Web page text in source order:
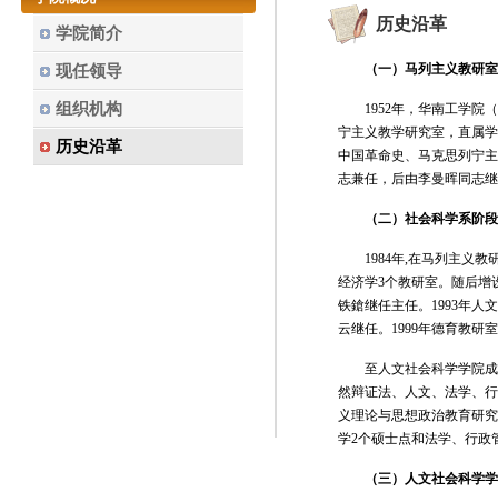
学院简介
现任领导
组织机构
历史沿革
历史沿革
（一）马列主义教研
1952年，华南工学院
宁主义教学研究室，直属
中国革命史、马克思列宁
志兼任，后由李曼晖同志
（二）社会科学系阶段
1984年,在马列主义教
经济学3个教研室。随后增
铁鎗继任主任。1993年人
云继任。1999年德育教研
至人文社会科学学院
然辩证法、人文、法学、
义理论与思想政治教育研
学2个硕士点和法学、行政
（三） 人文社会科学